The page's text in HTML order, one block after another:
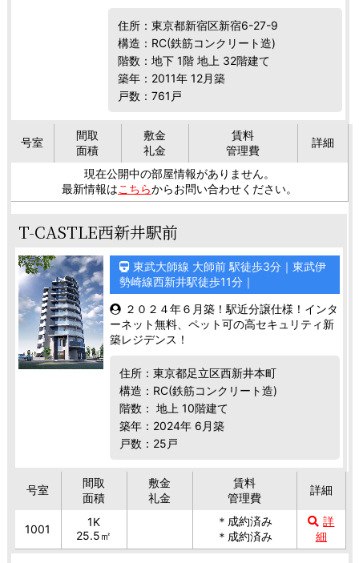
住所：東京都新宿区新宿6-27-9
構造：RC(鉄筋コンクリート造)
階数：地下 1階 地上 32階建て
築年：2011年 12月築
戸数：761戸
号室
間取
面積
敷金
礼金
賃料
管理費
詳細
現在公開中の部屋情報がありません。
最新情報はこちらからお問い合わせください。
T-CASTLE西新井駅前
東武大師線 大師前 駅徒歩3分｜東武伊
勢崎線西新井駅徒歩11分｜
２０２４年６月築！駅近分譲仕様！インタ
ーネット無料、ペット可の高セキュリティ新
築レジデンス！
住所：東京都足立区西新井本町
構造：RC(鉄筋コンクリート造)
階数： 地上 10階建て
築年：2024年 6月築
戸数：25戸
号室
間取
面積
敷金
礼金
賃料
管理費
詳細
1001
1K
25.5㎡
＊成約済み
＊成約済み
詳
細